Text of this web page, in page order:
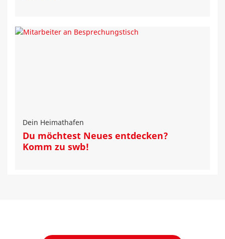
Dein Heimathafen
Du möchtest Neues entdecken?
Komm zu swb!